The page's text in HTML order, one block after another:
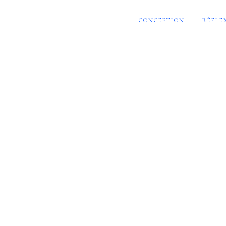
CONCEPTION